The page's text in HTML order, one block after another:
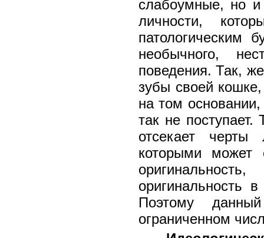
слабоумные, но и
личности,
патологическим
необычного,
поведения. Так,
зубы своей
на том
так не поступает.
отсекает
которыми может
оригинальность
Поэтому
ограниченном